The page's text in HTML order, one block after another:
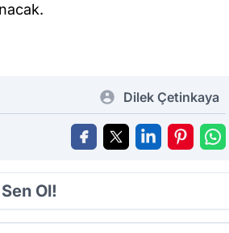
Dilek Çetinkaya
Ol!